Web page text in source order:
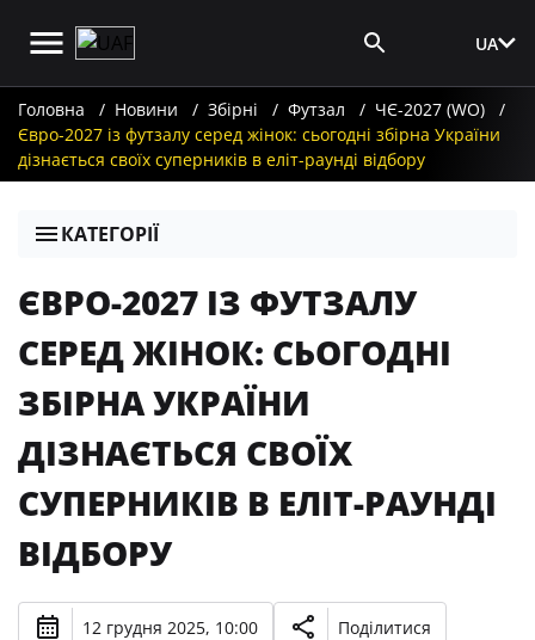
UA
Головна Новини Збірні Футзал
ЧЄ-2027 (WO)
Євро-2027 із футзалу серед жінок: сьогодні збірна України
дізнається своїх суперників в еліт-раунді відбору
КАТЕГОРІЇ
ЄВРО-2027 ІЗ ФУТЗАЛУ
СЕРЕД ЖІНОК: СЬОГОДНІ
ЗБІРНА УКРАЇНИ
ДІЗНАЄТЬСЯ СВОЇХ
СУПЕРНИКІВ В ЕЛІТ-РАУНДІ
ВІДБОРУ
12 грудня 2025, 10:00 Поділитися